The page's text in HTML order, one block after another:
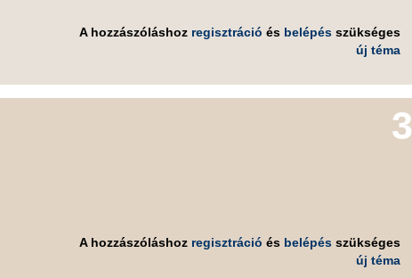
A hozzászóláshoz regisztráció és belépésszükséges
új téma
3
A hozzászóláshoz regisztráció és belépésszükséges
új téma